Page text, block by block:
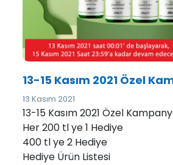
13-15 Kasım 2021 Özel
13 Kasım 2021
13-15 Kasım 2021 Özel
Her 200 tl ye 1 Hediye
400 tl ye 2 Hediye
Hediye Ürün Listesi